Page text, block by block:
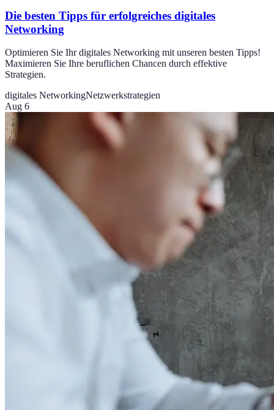
Die besten Tipps für erfolgreiches digitales
Networking
Optimieren Sie Ihr digitales Networking mit unseren besten Tipps!
Maximieren Sie Ihre beruflichen Chancen durch effektive
Strategien.
digitales NetworkingNetzwerkstrategien
Aug 6